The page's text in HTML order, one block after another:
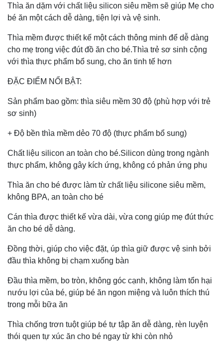
Thìa ăn dặm với chất liệu silicon siêu mềm sẽ giúp Mẹ cho
bé ăn một cách dễ dàng, tiện lợi và vệ sinh.
Thìa mềm được thiết kế một cách thông minh để dễ dàng
cho mẹ trong việc đút đồ ăn cho bé.Thìa trẻ sơ sinh cộng
với thìa thực phẩm bổ sung, cho ăn tinh tế hơn
ĐẶC ĐIỂM NỔI BẬT:
Sản phẩm bao gồm: thìa siêu mềm 30 độ (phù hợp với trẻ
sơ sinh)
+ Độ bền thìa mềm dẻo 70 độ (thực phẩm bổ sung)
Chất liệu silicon an toàn cho bé.Silicon dùng trong ngành
thực phẩm, không gây kích ứng, không có phản ứng phụ
Thìa ăn cho bé được làm từ chất liệu silicone siêu mềm,
không BPA, an toàn cho bé
Cán thìa được thiết kế vừa dài, vừa cong giúp mẹ đút thức
ăn cho bé dễ dàng.
Đồng thời, giúp cho việc đặt, úp thìa giữ được vệ sinh bởi
đầu thìa không bị chạm xuống bàn
Đầu thìa mềm, bo tròn, không góc cạnh, không làm tổn hại
nướu lợi của bé, giúp bé ăn ngon miệng và luôn thích thú
trong mỗi bữa ăn
Thìa chống trơn tuột giúp bé tự tập ăn dễ dàng, rèn luyện
thói quen tự xúc ăn cho bé ngay từ khi còn nhỏ